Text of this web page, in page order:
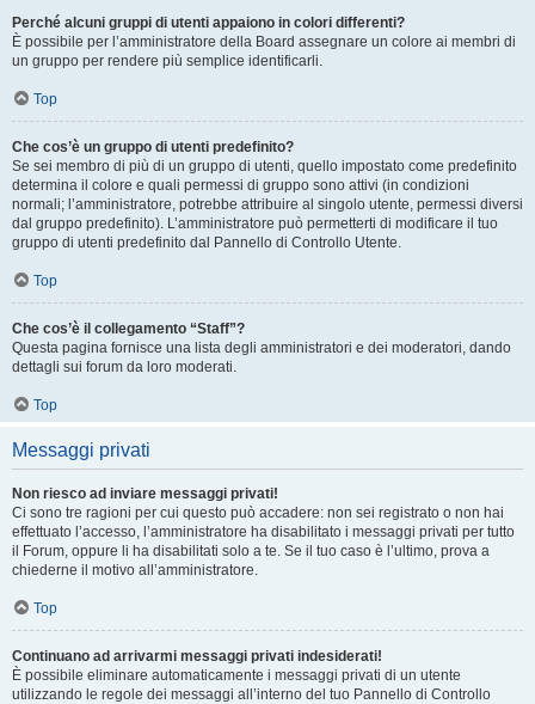
Perché alcuni gruppi di utenti appaiono in colori differenti?
È possibile per l’amministratore della Board assegnare un colore ai membri di
un gruppo per rendere più semplice identificarli.
Top
Che cos’è un gruppo di utenti predefinito?
Se sei membro di più di un gruppo di utenti, quello impostato come predefinito
determina il colore e quali permessi di gruppo sono attivi (in condizioni
normali; l’amministratore, potrebbe attribuire al singolo utente, permessi diversi
dal gruppo predefinito). L’amministratore può permetterti di modificare il tuo
gruppo di utenti predefinito dal Pannello di Controllo Utente.
Top
Che cos’è il collegamento “Staff”?
Questa pagina fornisce una lista degli amministratori e dei moderatori, dando
dettagli sui forum da loro moderati.
Top
Messaggi privati
Non riesco ad inviare messaggi privati!
Ci sono tre ragioni per cui questo può accadere: non sei registrato o non hai
effettuato l’accesso, l’amministratore ha disabilitato i messaggi privati per tutto
il Forum, oppure li ha disabilitati solo a te. Se il tuo caso è l’ultimo, prova a
chiederne il motivo all’amministratore.
Top
Continuano ad arrivarmi messaggi privati indesiderati!
È possibile eliminare automaticamente i messaggi privati ​​di un utente
utilizzando le regole dei messaggi all’interno del tuo Pannello di Controllo